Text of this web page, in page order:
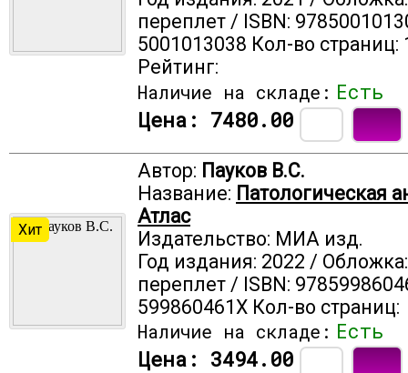
переплет / ISBN:
5001013038 Кол-во страниц:
Рейтинг:
Наличие на складе: Есть
Цена: 7480.00
Хит
Автор: Пауков B.C.
Название: Патологическая
Атлас
Издательство: МИА изд.
Год издания: 2022 /
переплет / ISBN:
599860461X Кол-во страниц:
Наличие на складе: Есть
Цена: 3494.00